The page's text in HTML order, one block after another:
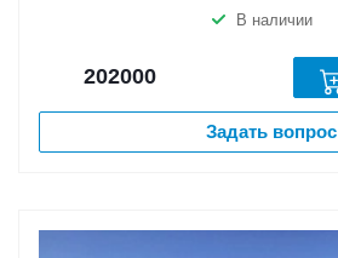
В наличии
202000
Задать вопрос